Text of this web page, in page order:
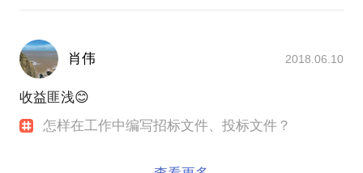
肖伟 2018.06.10
收益匪浅😊
怎样在工作中编写招标文件、投标文件？